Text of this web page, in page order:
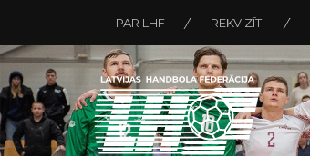
PAR LHF REKVIZĪTI